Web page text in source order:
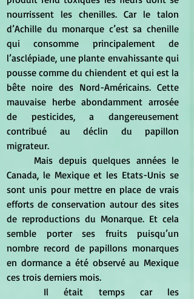
nourrissent les chenilles. Car le talon
d’Achille du monarque c’est sa chenille
qui consomme principalement de
l’asclépiade, une plante envahissante qui
pousse comme du chiendent et qui est la
bête noire des Nord-Américains. Cette
mauvaise herbe abondamment arrosée
de pesticides, a dangereusement
contribué au déclin du papillon
migrateur.
	Mais depuis quelques années le
Canada, le Mexique et les Etats-Unis se
sont unis pour mettre en place de vrais
efforts de conservation autour des sites
de reproductions du Monarque. Et cela
semble porter ses fruits puisqu’un
nombre record de papillons monarques
en dormance a été observé au Mexique
ces trois derniers mois.